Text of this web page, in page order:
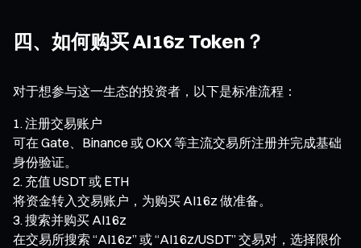
四、如何购买 AI16z Token？
对于想参与这一生态的投资者，以下是标准流程：
注册交易账户
可在 Gate、Binance 或 OKX 等主流交易所注册并完成基础
身份验证。
充值 USDT 或 ETH
将资金转入交易账户，为购买 AI16z 做准备。
搜索并购买 AI16z
在交易所搜索 “AI16z” 或 “AI16z/USDT” 交易对，选择限价